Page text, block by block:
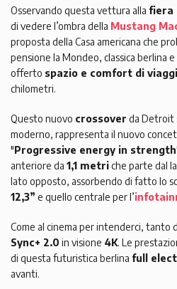
Osservando questa vettura alla fiera
di vedere l’ombra della Mustang
proposta della Casa americana che
pensione la Mondeo, classica berlina
offerto spazio e comfort di
chilometri.
Questo nuovo crossover da Detroit
moderno, rappresenta il nuovo
"Progressive energy in strength
anteriore da 1,1 metriche parte dal
lato opposto, assorbendo di fatto lo
12,3” e quello centrale per l’
Come al cinema per intenderci, tanto
Sync+ 2.0 in visione 4K. Le
di questa futuristica berlina full
avanti.